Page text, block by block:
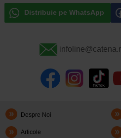
Distribuie pe WhatsApp
Despre Noi
Articole